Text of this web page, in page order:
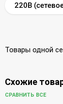
220В
Товары одной
Схожие
СРАВНИТЬ ВСЕ